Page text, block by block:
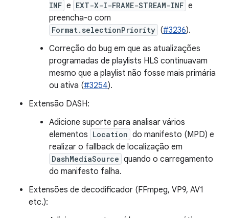
INF e EXT-X-I-FRAME-STREAM-INF e
preencha-o com
Format.selectionPriority (#3236).
Correção do bug em que as atualizações
programadas de playlists HLS continuavam
mesmo que a playlist não fosse mais primária
ou ativa (#3254).
Extensão DASH:
Adicione suporte para analisar vários
elementos Location do manifesto (MPD) e
realizar o fallback de localização em
DashMediaSource quando o carregamento
do manifesto falha.
Extensões de decodificador (FFmpeg, VP9, AV1
etc.):